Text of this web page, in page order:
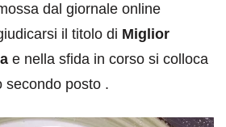
dal giornale online
il titolo di Miglior
e nella sfida in corso si colloca
secondo posto .